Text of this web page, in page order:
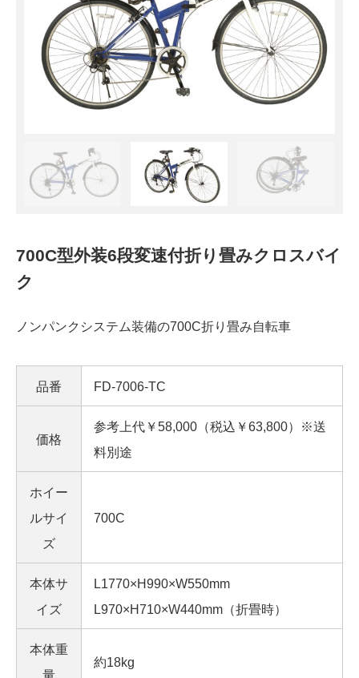
700C型外装6段変速付折り畳みクロスバイ
ク
ノンパンクシステム装備の700C折り畳み自転車
品番 FD-7006-TC
価格
参考上代￥58,000（税込￥63,800）※送
料別途
ホイー
ルサイ
ズ
700C
本体サ
イズ
L1770×H990×W550mm
L970×H710×W440mm（折畳時）
本体重
量
約18kg